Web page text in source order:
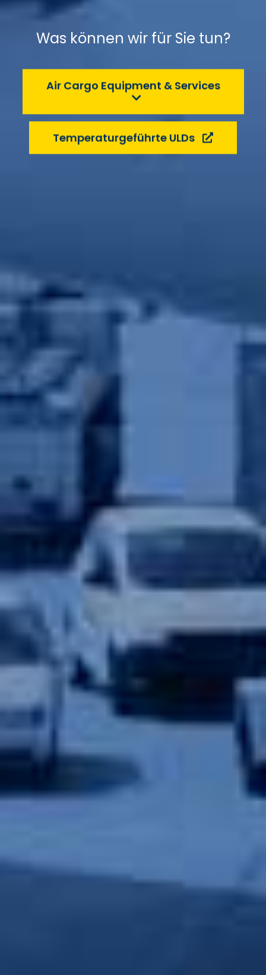
Was können wir für Sie tun?
Air Cargo Equipment & Services
Temperatur­geführte ULDs